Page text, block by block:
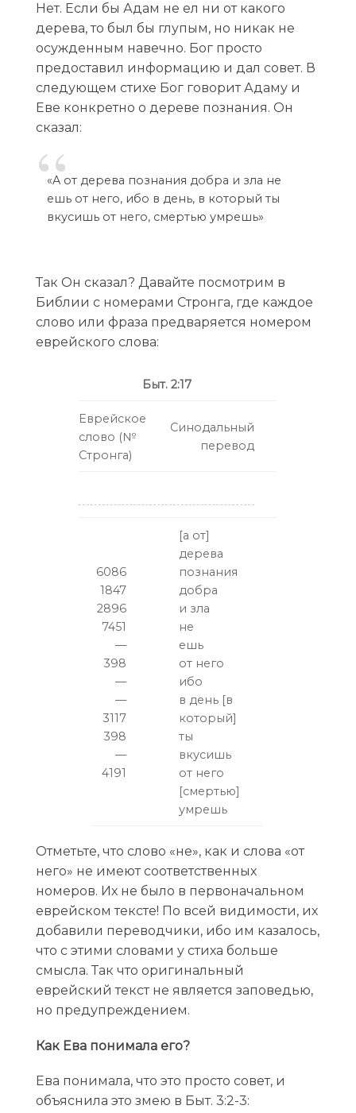
Нет. Если бы Адам не ел ни от какого
дерева, то был бы глупым, но никак не
осужденным навечно. Бог просто
предоставил информацию и дал совет. В
следующем стихе Бог говорит Адаму и
Еве конкретно о дереве познания. Он
сказал:
«A от дерева познания добра и зла не
ешь от него, ибо в день, в который ты
вкусишь от него, смертью умрешь»
Так Он сказал? Давайте посмотрим в
Библии с номерами Стронга, где каждое
слово или фраза предваряется номером
еврейского слова:
Быт. 2:17
Еврейское
слово (№
Стронга)
Синодальный
перевод
6086
1847
2896
7451
—
398
—
—
3117
398
—
4191
[а от]
дерева
познания
добра
и зла
не
ешь
от него
ибо
в день [в
который]
ты
вкусишь
от него
[смертью]
умрешь
Отметьте, что слово «не», как и слова «от
него» не имеют соответственных
номеров. Их не было в первоначальном
еврейском тексте! По всей видимости, их
добавили переводчики, ибо им казалось,
что с этими словами у стиха больше
смысла. Так что оригинальный
еврейский текст не является заповедью,
но предупреждением.
Как Ева понимала его?
Ева понимала, что это просто совет, и
объяснила это змею в Быт. 3:2-3: